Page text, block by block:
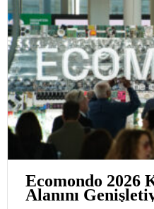
Ecomondo 2026
Alanını